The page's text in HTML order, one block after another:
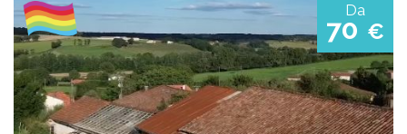
Da
70 €